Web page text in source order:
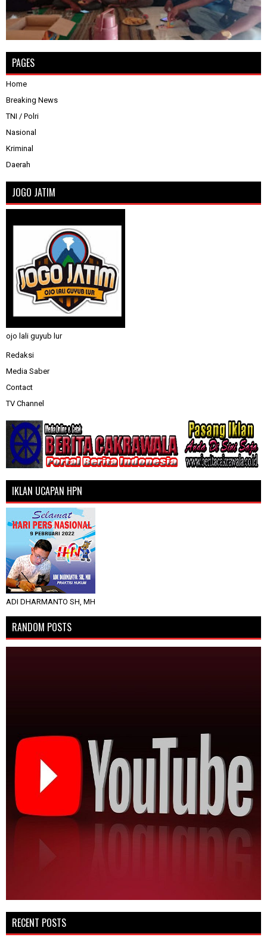
PAGES
Home
Breaking News
TNI / Polri
Nasional
Kriminal
Daerah
JOGO JATIM
ojo lali guyub lur
Redaksi
Media Saber
Contact
TV Channel
IKLAN UCAPAN HPN
ADI DHARMANTO SH, MH
RANDOM POSTS
RECENT POSTS